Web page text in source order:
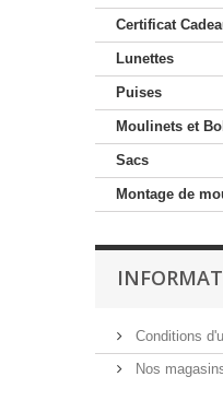
Certificat
Lunettes
Puises
Moulinets et
Sacs
Montage de
Conditions
Nos